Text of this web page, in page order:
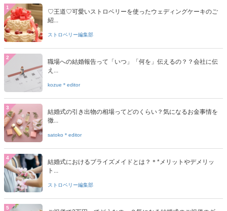
1
♡王道♡可愛いストロベリーを使ったウェディングケーキのご
紹...
ストロベリー編集部
2
職場への結婚報告って「いつ」「何を」伝えるの？？会社に伝
え...
kozue＊editor
3
結婚式の引き出物の相場ってどのくらい？気になるお金事情を
徹...
satoko＊editor
4
結婚式におけるブライズメイドとは？＊*メリットやデメリッ
ト...
ストロベリー編集部
5